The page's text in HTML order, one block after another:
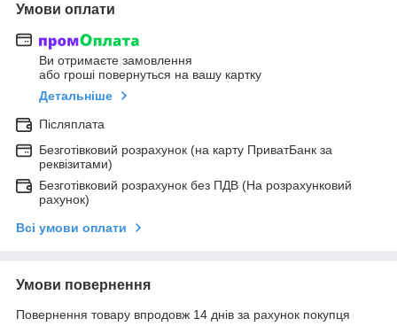
Умови оплати
Ви отримаєте замовлення
або гроші повернуться на вашу картку
Детальніше
Післяплата
Безготівковий розрахунок (на карту ПриватБанк за
реквізитами)
Безготівковий розрахунок без ПДВ (На розрахунковий
рахунок)
Всі умови оплати
Умови повернення
Повернення товару впродовж 14 днів за рахунок покупця